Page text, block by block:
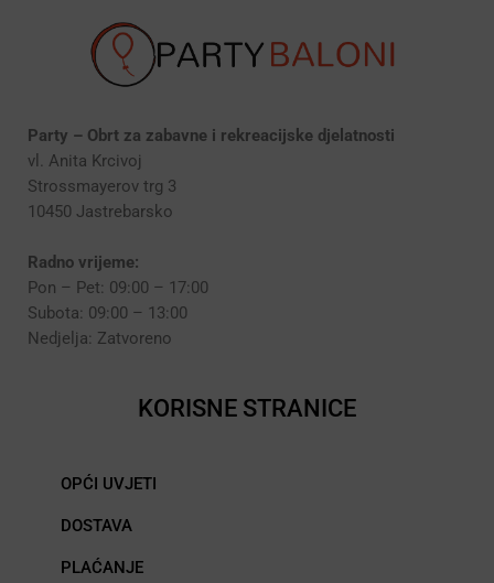
Party – Obrt za zabavne i rekreacijske djelatnosti
vl. Anita Krcivoj
Strossmayerov trg 3
10450 Jastrebarsko
Radno vrijeme:
Pon – Pet: 09:00 – 17:00
Subota: 09:00 – 13:00
Nedjelja: Zatvoreno
KORISNE STRANICE
OPĆI UVJETI
DOSTAVA
PLAĆANJE